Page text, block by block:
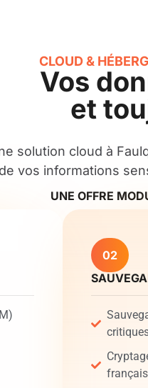
CLOUD &
Vos
et
solution cloud à
vos informations
UNE OFFRE
02